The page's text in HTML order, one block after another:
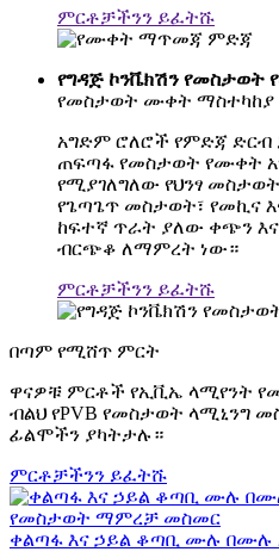
ምርቶቻችንን ይፈትሹ
የግዳጅ ኮንቬክሽን
የመስታወት ሙቀት
አግድም ሮለሮች የምድጃ ድርብ
ጠፍጣፋ የመስታወት የሙቀት
የሚያገለግለው የህንፃ
የጌጣጌጥ መስታወት፣ የመኪና
ከፍተኛ ጥራት ያለው ቀጭን
ብርጭቆ ለማምረት ነው።
ምርቶቻችንን ይፈትሹ
በጣም የሚሸጥ ምርት
ዋናዎቹ ምርቶች የኢቪኤ ላሚየንት
ብልህ የPVB የመስታወት ላሚኒንግ
ፊልሞችን ያካትታሉ።
ምርቶቻችንን ይፈትሹ
ቀልጣፋ እና ኃይል ቆጣቢ ሙሉ በሙሉ